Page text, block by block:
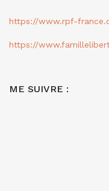
https://www.rpf-
https://
ME SUIVRE :